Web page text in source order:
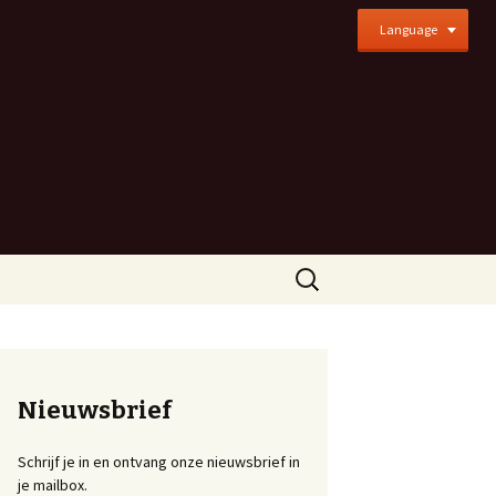
Language
Zoeken
naar:
Nieuwsbrief
Schrijf je in en ontvang onze nieuwsbrief in
je mailbox.